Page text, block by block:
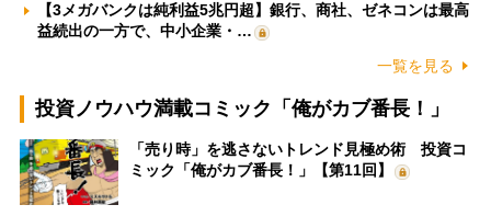
【3メガバンクは純利益5兆円超】銀行、商社、ゼネコンは最高
益続出の一方で、中小企業・…
一覧を見る
投資ノウハウ満載コミック「俺がカブ番長！」
「売り時」を逃さないトレンド見極め術 投資コ
ミック「俺がカブ番長！」【第11回】